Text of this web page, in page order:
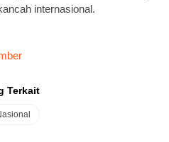
internasional.
Terkait